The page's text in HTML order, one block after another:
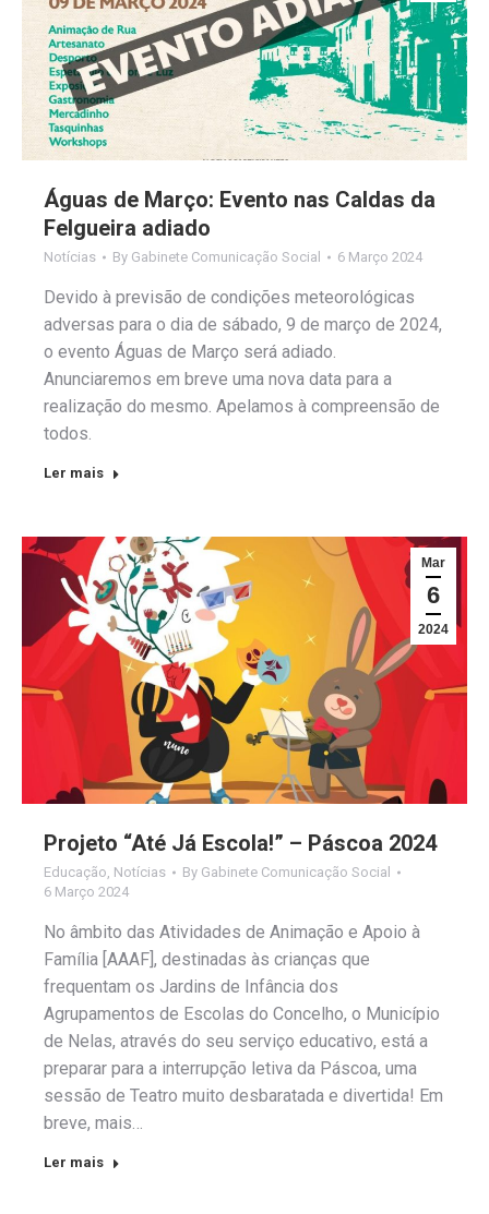
Águas de Março: Evento nas Caldas da
Felgueira adiado
Notícias By Gabinete Comunicação Social 6 Março 2024
Devido à previsão de condições meteorológicas
adversas para o dia de sábado, 9 de março de 2024,
o evento Águas de Março será adiado.
Anunciaremos em breve uma nova data para a
realização do mesmo. Apelamos à compreensão de
todos.
Ler mais
Mar
6
2024
Projeto “Até Já Escola!” – Páscoa 2024
Educação, Notícias By Gabinete Comunicação Social
6 Março 2024
No âmbito das Atividades de Animação e Apoio à
Família [AAAF], destinadas às crianças que
frequentam os Jardins de Infância dos
Agrupamentos de Escolas do Concelho, o Município
de Nelas, através do seu serviço educativo, está a
preparar para a interrupção letiva da Páscoa, uma
sessão de Teatro muito desbaratada e divertida! Em
breve, mais…
Ler mais